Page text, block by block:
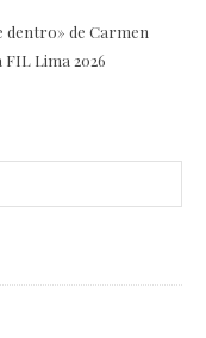
dentro» de Carmen
FIL Lima 2026